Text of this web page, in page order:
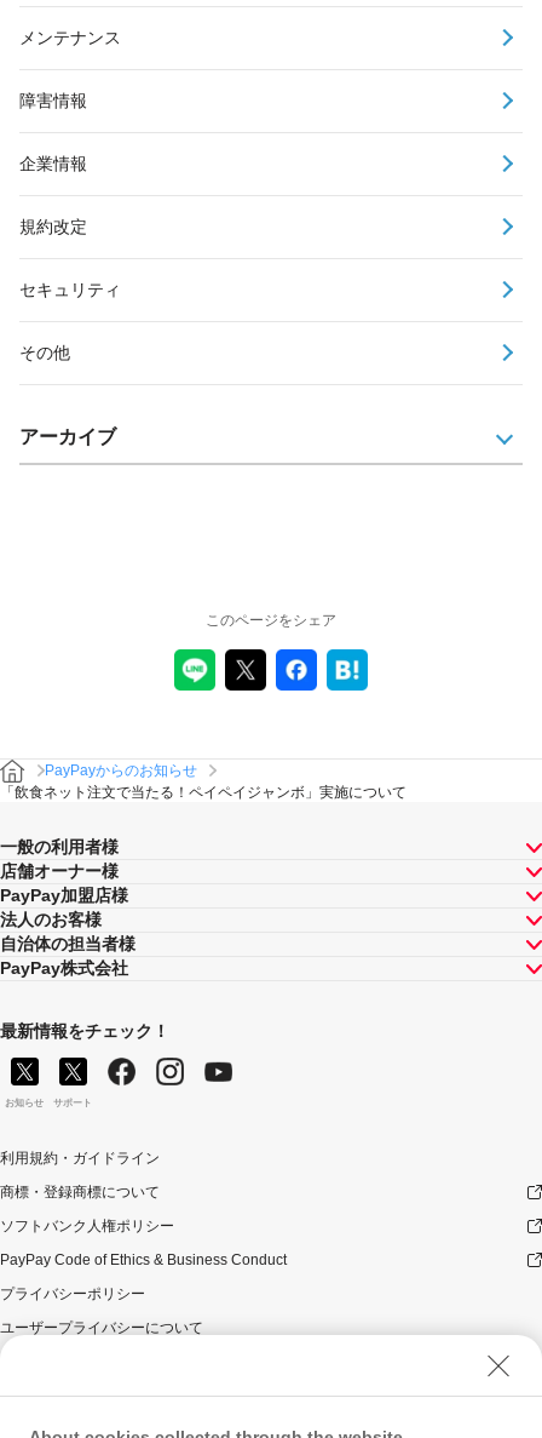
メンテナンス
障害情報
企業情報
規約改定
セキュリティ
その他
アーカイブ
このページをシェア
PayPayからのお知らせ
「飲食ネット注文で当たる！ペイペイジャンボ」実施について
一般の利用者様
店舗オーナー様
PayPay加盟店様
法人のお客様
自治体の担当者様
PayPay株式会社
最新情報をチェック！
お知らせ サポート
利用規約・ガイドライン
商標・登録商標について
ソフトバンク人権ポリシー
PayPay Code of Ethics & Business Conduct
プライバシーポリシー
ユーザープライバシーについて
ウェブサイト利用規約
反社会的勢力に対する方針